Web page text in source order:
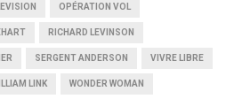
OPÉRATION VOL
RICHARD LEVINSON
SERGENT ANDERSON VIVRE LIBRE
LINK WONDER WOMAN